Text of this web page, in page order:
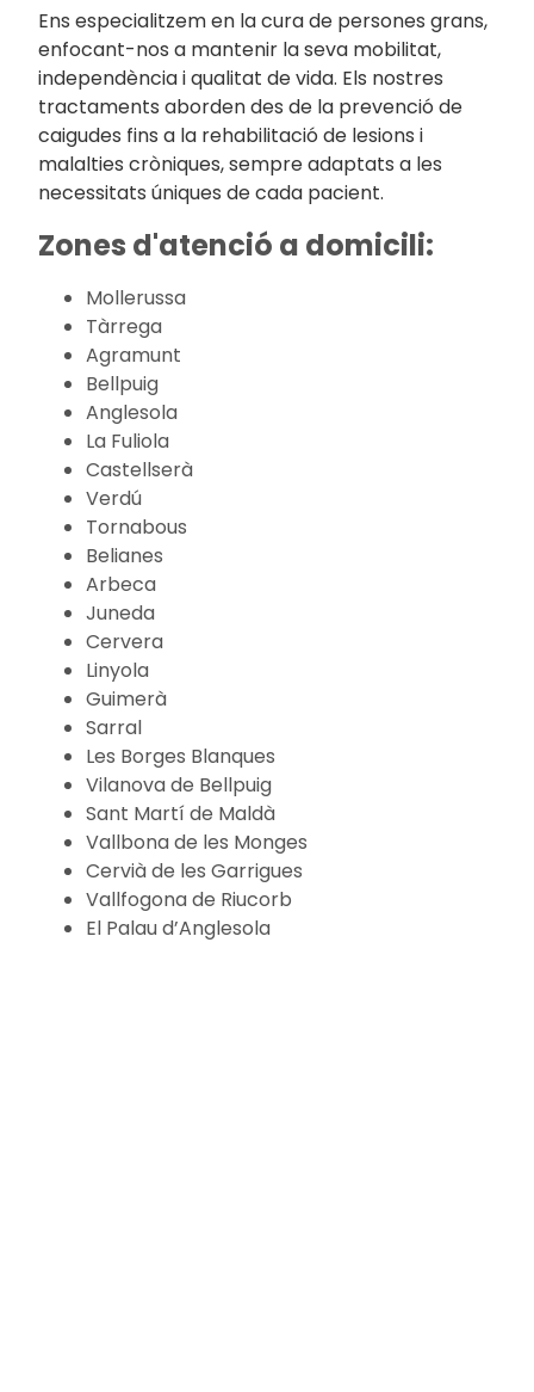
Ens especialitzem en la cura de persones grans,
enfocant-nos a mantenir la seva mobilitat,
independència i qualitat de vida. Els nostres
tractaments aborden des de la prevenció de
caigudes fins a la rehabilitació de lesions i
malalties cròniques, sempre adaptats a les
necessitats úniques de cada pacient.
Zones d'atenció a domicili:
Mollerussa
Tàrrega
Agramunt
Bellpuig
Anglesola
La Fuliola
Castellserà
Verdú
Tornabous
Belianes
Arbeca
Juneda
Cervera
Linyola
Guimerà
Sarral
Les Borges Blanques
Vilanova de Bellpuig
Sant Martí de Maldà
Vallbona de les Monges
Cervià de les Garrigues
Vallfogona de Riucorb
El Palau d’Anglesola